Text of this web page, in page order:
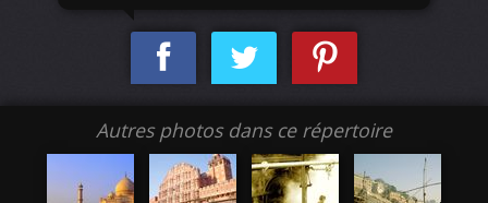
Autres photos dans ce répertoire